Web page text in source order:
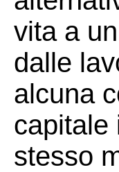
vita a
dalle
alcuna
capitale
stesso